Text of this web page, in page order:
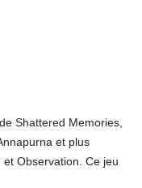
Shattered Memories,
et plus
Observation. Ce jeu